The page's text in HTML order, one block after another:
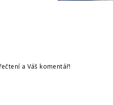
a Váš komentář!